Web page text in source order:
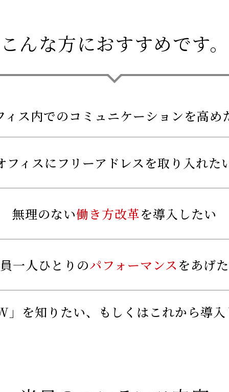
こんな方におすすめです。
ィス内でのコミュニケーションを高め
フィスにフリーアドレスを取り入れた
無理のない働き方改革を導入したい
一人ひとりのパフォーマンス をあげ
」を知りたい、もしくはこれから導入